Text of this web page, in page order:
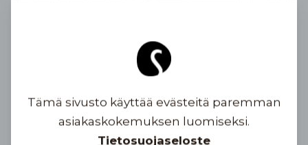
5 värivaihtoehtoa
Lippalakki Ron gen Harris
4 värivaihtoehtoa
79,90 €
Tämä sivusto käyttää evästeitä paremman
asiakaskokemuksen luomiseksi.
Tietosuojaseloste